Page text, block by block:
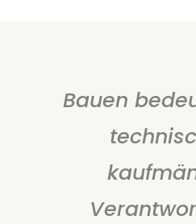
Bauen